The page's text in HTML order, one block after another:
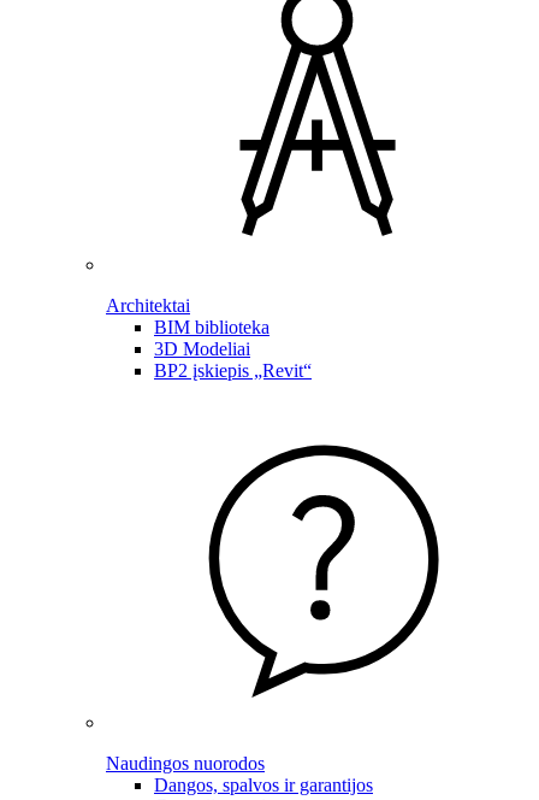
Architektai
BIM biblioteka
3D Modeliai
BP2 įskiepis „Revit“
Naudingos nuorodos
Dangos, spalvos ir garantijos